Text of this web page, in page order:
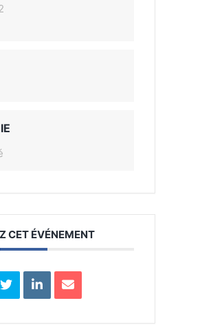
CET ÉVÉNEMENT